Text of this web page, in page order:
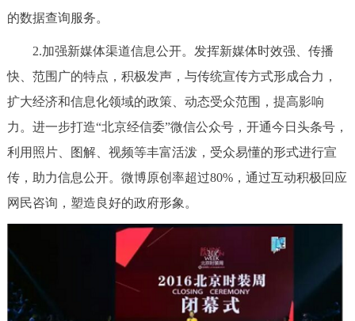
的数据查询服务。
2.加强新媒体渠道信息公开。发挥新媒体时效强、传播
快、范围广的特点，积极发声，与传统宣传方式形成合力，
扩大经济和信息化领域的政策、动态受众范围，提高影响
力。进一步打造“北京经信委”微信公众号，开通今日头条号，
利用照片、图解、视频等丰富活泼，受众易懂的形式进行宣
传，助力信息公开。微博原创率超过80%，通过互动积极回应
网民咨询，塑造良好的政府形象。